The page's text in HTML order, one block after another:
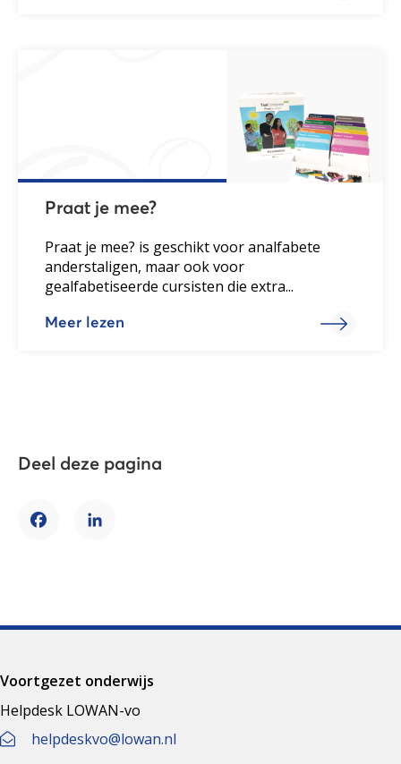
Praat je mee?
Praat je mee? is geschikt voor analfabete
anderstaligen, maar ook voor
gealfabetiseerde cursisten die extra...
Meer lezen
Deel deze pagina
FacebookLinkedIn
Voortgezet onderwijs
Helpdesk LOWAN-vo
helpdeskvo@lowan.nl